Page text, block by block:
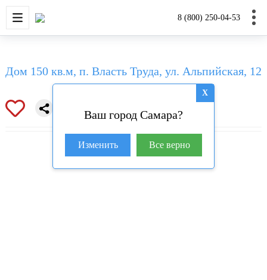
8 (800) 250-04-53
НОВОСТРОЙКИ ДОМА И
X
Ваш город Самара?
Изменить Все верно
Дом 150 кв.м, п. Власть Труда, ул. Альпийская, 12